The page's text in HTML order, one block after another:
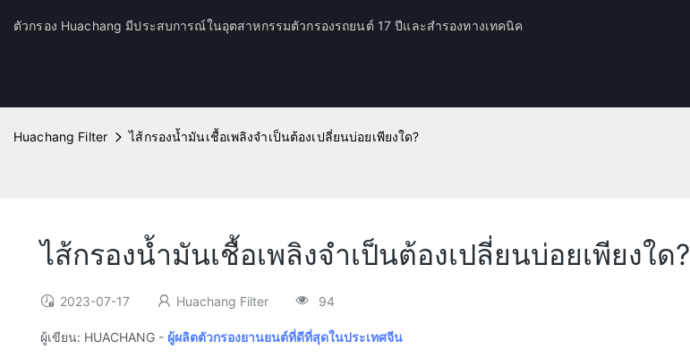
ตัวกรอง Huachang มีประสบการณ์ในอุตสาหกรรมตัวกรองรถยนต์ 17 ปีและสำรองทางเทคนิค
Huachang Filter ไส้กรองน้ำมันเชื้อเพลิงจำเป็นต้องเปลี่ยนบ่อยเพียงใด?
ไส้กรองน้ำมันเชื้อเพลิงจำเป็นต้องเปลี่ยนบ่อยเพียงใด?
2023-07-17 Huachang Filter 94
ผู้เขียน: HUACHANG - ผู้ผลิตตัวกรองยานยนต์ที่ดีที่สุดในประเทศจีน